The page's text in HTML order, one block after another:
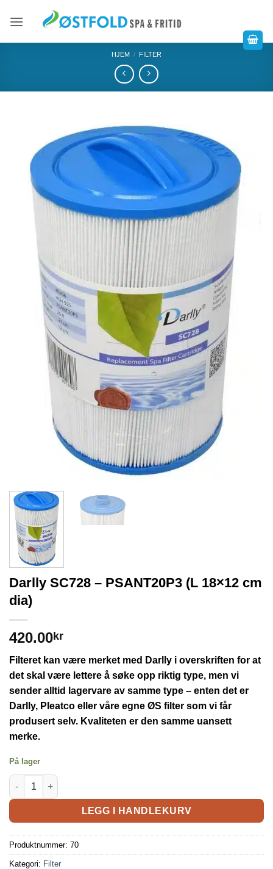
HJEM / FILTER
Darlly SC728 – PSANT20P3 (L 18×12 cm
dia)
420.00kr
Filteret kan være merket med Darlly i overskriften for at
det skal være lettere å søke opp riktig type, men vi
sender alltid lagervare av samme type – enten det er
Darlly, Pleatco eller våre egne ØS filter som vi får
produsert selv. Kvaliteten er den samme uansett
merke.
På lager
LEGG I HANDLEKURV
Produktnummer: 70
Kategori: Filter